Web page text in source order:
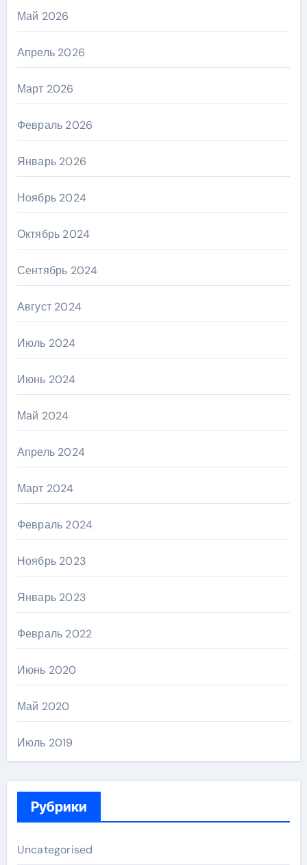
Май 2026
Апрель 2026
Март 2026
Февраль 2026
Январь 2026
Ноябрь 2024
Октябрь 2024
Сентябрь 2024
Август 2024
Июль 2024
Июнь 2024
Май 2024
Апрель 2024
Март 2024
Февраль 2024
Ноябрь 2023
Январь 2023
Февраль 2022
Июнь 2020
Май 2020
Июль 2019
Рубрики
Uncategorised